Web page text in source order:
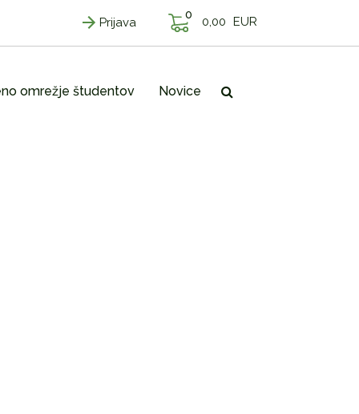
Prijava
0 0,00 EUR
omrežje študentov Novice